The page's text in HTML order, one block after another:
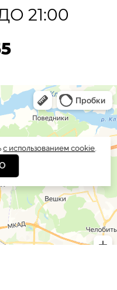
21:00
с использованием cookie.